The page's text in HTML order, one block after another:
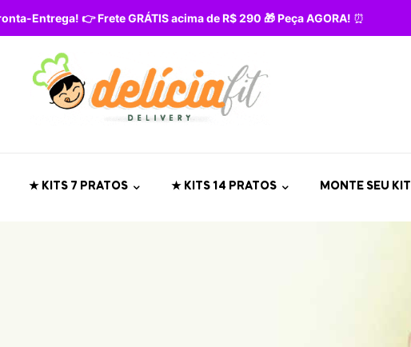
Entrega! 👉 Frete GRÁTIS acima de R$ 290 🎁 Peça AGORA! ⏰
★ KITS 7 PRATOS ★ KITS 14 PRATOS MONTE SEU KIT